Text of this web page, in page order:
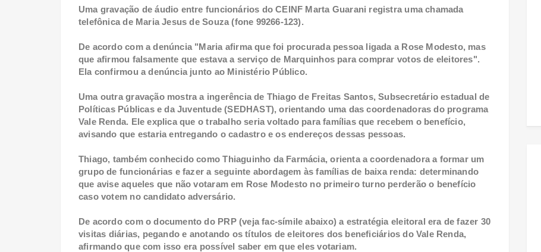
Uma gravação de áudio entre funcionários do CEINF Marta Guarani registra uma chamada
telefônica de Maria Jesus de Souza (fone 99266-123).
De acordo com a denúncia "Maria afirma que foi procurada pessoa ligada a Rose Modesto, mas
que afirmou falsamente que estava a serviço de Marquinhos para comprar votos de eleitores".
Ela confirmou a denúncia junto ao Ministério Público.
Uma outra gravação mostra a ingerência de Thiago de Freitas Santos, Subsecretário estadual de
Políticas Públicas e da Juventude (SEDHAST), orientando uma das coordenadoras do programa
Vale Renda. Ele explica que o trabalho seria voltado para famílias que recebem o benefício,
avisando que estaria entregando o cadastro e os endereços dessas pessoas.
Thiago, também conhecido como Thiaguinho da Farmácia, orienta a coordenadora a formar um
grupo de funcionárias e fazer a seguinte abordagem às famílias de baixa renda: determinando
que avise aqueles que não votaram em Rose Modesto no primeiro turno perderão o benefício
caso votem no candidato adversário.
De acordo com o documento do PRP (veja fac-símile abaixo) a estratégia eleitoral era de fazer 30
visitas diárias, pegando e anotando os títulos de eleitores dos beneficiários do Vale Renda,
afirmando que com isso era possível saber em que eles votariam.